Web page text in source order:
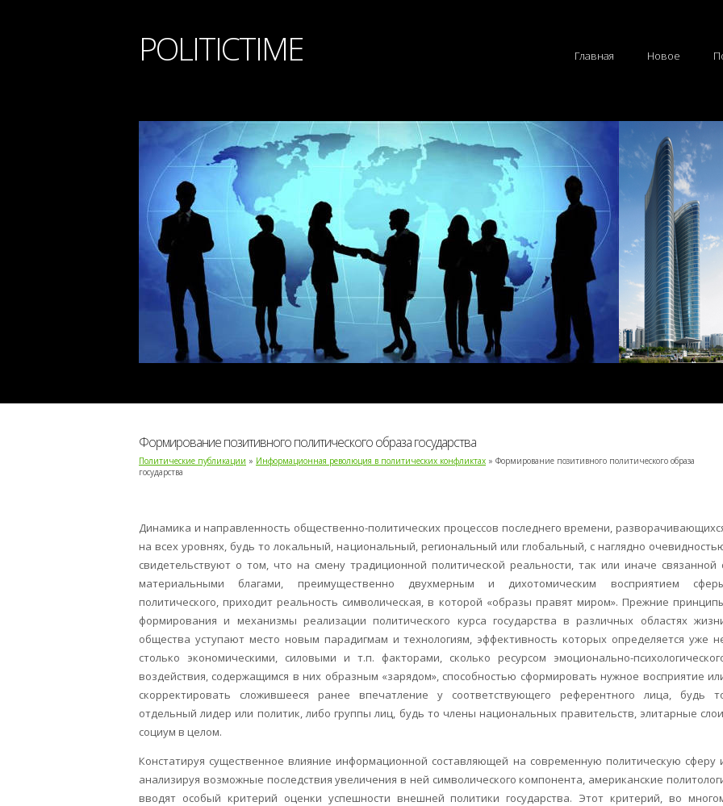
POLITICTIME Главная Новое
Формирование позитивного политического образа государства
Политические публикации » Информационная революция в политических конфликтах » Формирование позитивного политического образа
государства
Динамика и направленность общественно-политических процессов последнего времени,
на всех уровнях, будь то локальный, национальный, региональный или глобальный, с наглядно
свидетельствуют о том, что на смену традиционной политической реальности, так или иначе связанной
материальными благами, преимущественно двухмерным и дихотомическим восприятием
политического, приходит реальность символическая, в которой «образы правят миром». Прежние
формирования и механизмы реализации политического курса государства в различных областях
общества уступают место новым парадигмам и технологиям, эффективность которых определяется уже
столько экономическими, силовыми и т.п. факторами, сколько ресурсом эмоционально-
воздействия, содержащимся в них образным «зарядом», способностью сформировать нужное восприятие
скорректировать сложившееся ранее впечатление у соответствующего референтного лица, будь
отдельный лидер или политик, либо группы лиц, будь то члены национальных правительств, элитарные
социум в целом.
Констатируя существенное влияние информационной составляющей на современную политическую сферу
анализируя возможные последствия увеличения в ней символического компонента, американские
вводят особый критерий оценки успешности внешней политики государства. Этот критерий, во